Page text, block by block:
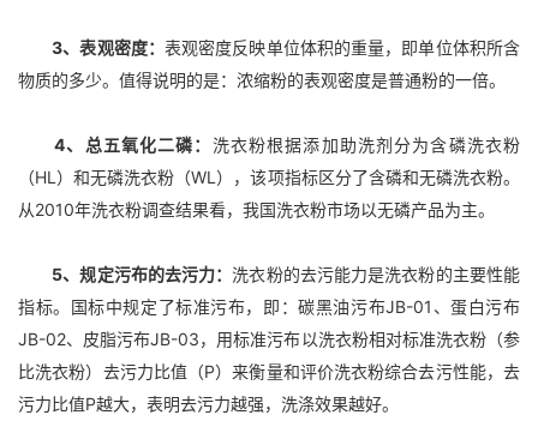
3、表观密度： 表观密度反映单位体积的重量，即单位体积所含
物质的多少。值得说明的是：浓缩粉的表观密度是普通粉的一倍。
4、总五氧化二磷： 洗衣粉根据添加助洗剂分为含磷洗衣粉
（HL）和无磷洗衣粉（WL），该项指标区分了含磷和无磷洗衣粉。
从2010年洗衣粉调查结果看，我国洗衣粉市场以无磷产品为主。
5、规定污布的去污力： 洗衣粉的去污能力是洗衣粉的主要性能
指标。国标中规定了标准污布，即：碳黑油污布JB-01、蛋白污布
JB-02、皮脂污布JB-03，用标准污布以洗衣粉相对标准洗衣粉（参
比洗衣粉）去污力比值（P）来衡量和评价洗衣粉综合去污性能，去
污力比值P越大，表明去污力越强，洗涤效果越好。